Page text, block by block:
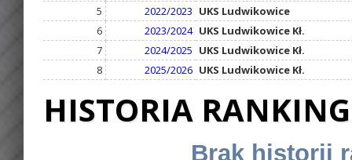
5
2022/2023 UKS Ludwikowice
6
2023/2024 UKS Ludwikowice Kł.
7
2024/2025 UKS Ludwikowice Kł.
8
2025/2026 UKS Ludwikowice Kł.
HISTORIA
Brak historii